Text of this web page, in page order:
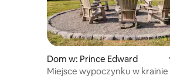
Dom w: Prince Edward
Miejsce wypoczynku w krainie